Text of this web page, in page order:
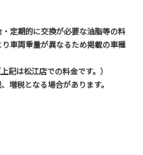
定期的に交換が必要な油脂等の料
車両重量が異なるため掲載の車種
記は松江店での料金です。）
増税となる場合があります。